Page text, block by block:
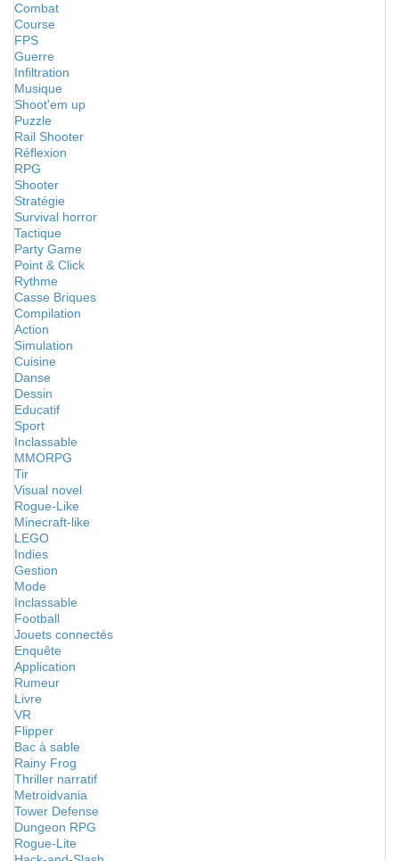
Combat
Course
FPS
Guerre
Infiltration
Musique
Shoot'em up
Puzzle
Rail Shooter
Réflexion
RPG
Shooter
Stratégie
Survival horror
Tactique
Party Game
Point & Click
Rythme
Casse Briques
Compilation
Action
Simulation
Cuisine
Danse
Dessin
Educatif
Sport
Inclassable
MMORPG
Tir
Visual novel
Rogue-Like
Minecraft-like
LEGO
Indies
Gestion
Mode
Inclassable
Football
Jouets connectés
Enquête
Application
Rumeur
Livre
VR
Flipper
Bac à sable
Rainy Frog
Thriller narratif
Metroidvania
Tower Defense
Dungeon RPG
Rogue-Lite